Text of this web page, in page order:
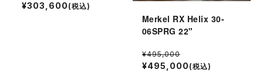
¥303,600 (税込)
Merkel RX Helix 30-
06SPRG 22"
¥495,000
¥495,000 (税込)